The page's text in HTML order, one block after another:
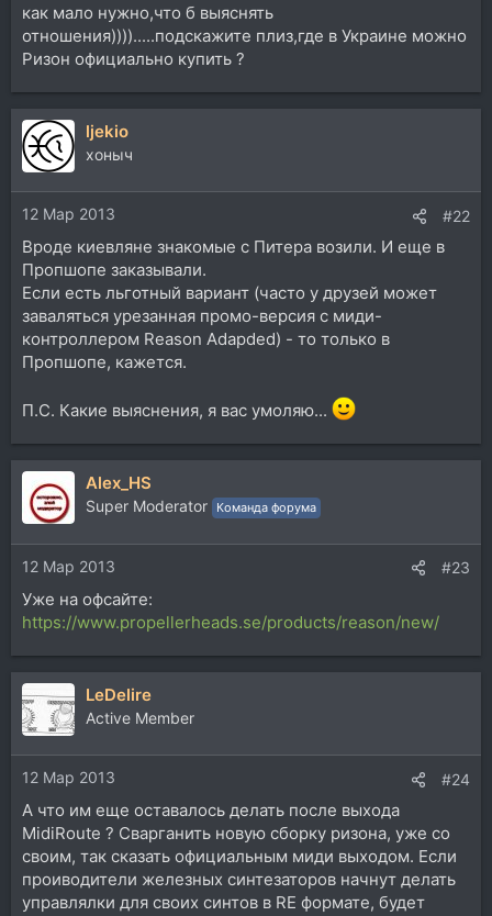
как мало нужно,что б выяснять
отношения)))).....подскажите плиз,где в Украине можно
Ризон официально купить ?
ljekio
хоныч
12 Мар 2013 #22
Вроде киевляне знакомые с Питера возили. И еще в
Пропшопе заказывали.
Если есть льготный вариант (часто у друзей может
заваляться урезанная промо-версия с миди-
контроллером Reason Adapded) - то только в
Пропшопе, кажется.
П.С. Какие выяснения, я вас умоляю...
Alex_HS
Super Moderator Команда форума
12 Мар 2013 #23
Уже на офсайте:
https://www.propellerheads.se/products/reason/new/
LeDelire
Active Member
12 Мар 2013 #24
А что им еще оставалось делать после выхода
MidiRoute ? Сварганить новую сборку ризона, уже со
своим, так сказать официальным миди выходом. Если
проиводители железных синтезаторов начнут делать
управлялки для своих синтов в RE формате, будет